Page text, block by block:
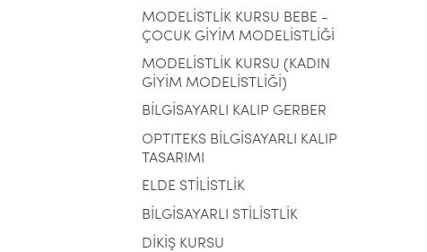
MODELİSTLİK KURSU BEBE -
ÇOCUK GİYİM MODELİSTLİĞİ
MODELİSTLİK KURSU (KADIN
GİYİM MODELİSTLİĞİ)
BİLGİSAYARLI KALIP GERBER
OPTITEKS BİLGİSAYARLI KALIP
TASARIMI
ELDE STİLİSTLİK
BİLGİSAYARLI STİLİSTLİK
DİKİŞ KURSU